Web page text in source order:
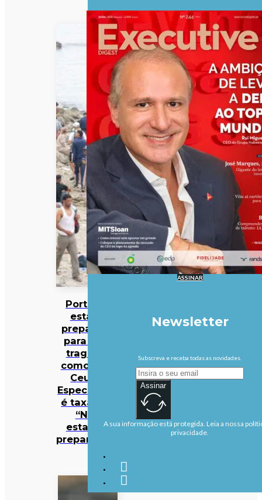
Portugal
estaria
preparado
para uma
tragédia
como a de
Ceuta?
Especialista
é taxativa:
“Não
estamos
preparados”
ASSINAR
Newsletter
Subscreva e receba todas as novidades.
Assinar
A sua informação está protegida. Leia a nossa
privacidade.